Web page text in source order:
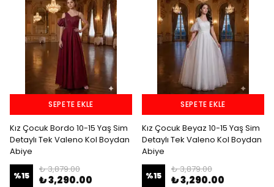
SEPETE EKLE
Kız Çocuk Bordo 10-15 Yaş Sim
Detaylı Tek Valeno Kol Boydan
Abiye
%15
₺ 3,879.00
₺ 3,290.00
SEPETE EKLE
Kız Çocuk Beyaz 10-15 Yaş Sim
Detaylı Tek Valeno Kol Boydan
Abiye
%15
₺ 3,879.00
₺ 3,290.00